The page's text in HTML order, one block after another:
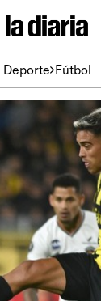
Deporte Fútbol